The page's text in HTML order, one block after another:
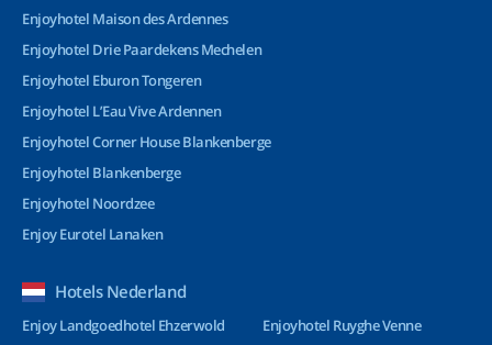
Enjoyhotel Maison des Ardennes
Enjoyhotel Drie Paardekens Mechelen
Enjoyhotel Eburon Tongeren
Enjoyhotel L’Eau Vive Ardennen
Enjoyhotel Corner House Blankenberge
Enjoyhotel Blankenberge
Enjoyhotel Noordzee
Enjoy Eurotel Lanaken
Hotels Nederland
Enjoy Landgoedhotel Ehzerwold
Enjoyhotel Ruyghe Venne